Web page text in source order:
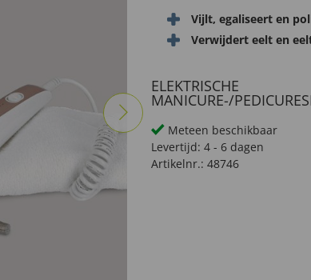
Vijlt, egaliseert en
Verwijdert eelt en
ELEKTRISCHE
MANICURE-/
Meteen beschikbaar
Levertijd: 4 - 6 dagen
Artikelnr.: 48746